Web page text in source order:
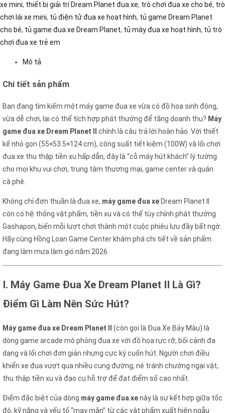
xe mini, thiết bị giải trí Dream Planet đua xe, trò chơi đua xe cho bé, trò
chơi lái xe mini, tủ điện tử đua xe hoạt hình, tủ game Dream Planet
cho bé, tủ game đua xe Dream Planet, tủ máy đua xe hoạt hình, tủ trò
chơi đua xe trẻ em
Mô tả
Chi tiết sản phẩm
Bạn đang tìm kiếm một máy game đua xe vừa có đồ họa sinh động,
vừa dễ chơi, lại có thể tích hợp phát thưởng để tăng doanh thu? Máy
game đua xe Dream Planet II
chính là câu trả lời hoàn hảo. Với thiết
kế nhỏ gọn (55×53.5×124 cm), công suất tiết kiệm (100W) và lối chơi
đua xe thu thập tiền xu hấp dẫn, đây là “cỗ máy hút khách” lý tưởng
cho mọi khu vui chơi, trung tâm thương mại, game center và quán
cà phê.
Không chỉ đơn thuần là đua xe, máy game đua xe Dream Planet II
còn có hệ thống vật phẩm, tiền xu và có thể tùy chỉnh phát thưởng
Gashapon, biến mỗi lượt chơi thành một cuộc phiêu lưu đầy bất ngờ.
Hãy cùng Hồng Loan Game Center khám phá chi tiết về sản phẩm
đang làm mưa làm gió năm 2026.
I. Máy Game Đua Xe Dream Planet II Là Gì?
Điểm Gì Làm Nên Sức Hút?
Máy game đua xe Dream Planet II
(còn gọi là Đua Xe Bảy Màu) là
dòng game arcade mô phỏng đua xe với đồ họa rực rỡ, bối cảnh đa
dạng và lối chơi đơn giản nhưng cực kỳ cuốn hút. Người chơi điều
khiển xe đua vượt qua nhiều cung đường, né tránh chướng ngại vật,
thu thập tiền xu và đạo cụ hỗ trợ để đạt điểm số cao nhất.
Điểm đặc biệt của dòng máy game đua xenày là sự kết hợp giữa tốc
độ, kỹ năng và yếu tố “may mắn” từ các vật phẩm xuất hiện ngẫu